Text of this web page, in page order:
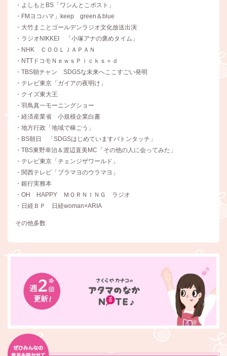
・よしもとBS「ワシんとこポスト」
・FMヨコハマ」keep green＆blue
・大竹まことゴールデンラジオ文化放送出演
・ラジオNIKKEI 「小塚アナの褒めタイム」
・NHK ＣＯＯＬＪＡＰＡＮ
・NTTドコモＮｅｗｓＰｉｃｋｓ＋ｄ
・TBS朝チャン SDGSな未来へここすごい発明
・テレビ東京「ガイアの夜明け」
・クイズ東大王
・羽鳥真一モーニングショー
・経済産業省 小規模企業白書
・地方行政「地域で稼ごう」
・BS朝日 「SDGSはじめていますバトンタッチ」
・TBS東野幸治＆渡辺直美MC「その他の人に会ってみた」
・テレビ東京「チェンジザワールド」
・関西テレビ「ブラマヨのウラマヨ」
・銀行実務本
・OH HAPPY ＭＯＲＮＩＮＧ ラジオ
・日経ＢＰ 日経woman×ARIA
その他多数